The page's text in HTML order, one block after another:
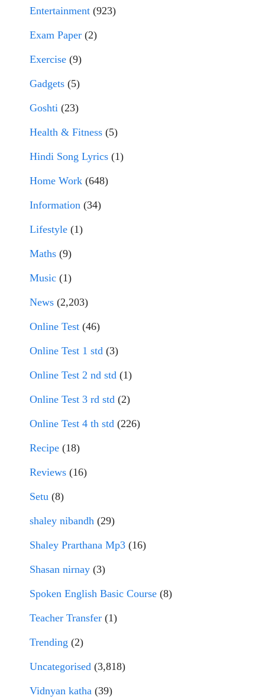
Entertainment (923)
Exam Paper (2)
Exercise (9)
Gadgets (5)
Goshti (23)
Health & Fitness (5)
Hindi Song Lyrics (1)
Home Work (648)
Information (34)
Lifestyle (1)
Maths (9)
Music (1)
News (2,203)
Online Test (46)
Online Test 1 std (3)
Online Test 2 nd std (1)
Online Test 3 rd std (2)
Online Test 4 th std (226)
Recipe (18)
Reviews (16)
Setu (8)
shaley nibandh (29)
Shaley Prarthana Mp3 (16)
Shasan nirnay (3)
Spoken English Basic Course (8)
Teacher Transfer (1)
Trending (2)
Uncategorised (3,818)
Vidnyan katha (39)